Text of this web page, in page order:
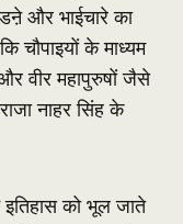
और भाईचारे का
चौपाइयों के माध्यम
वीर महापुरुषों जैसे
नाहर सिंह के
को भूल जाते